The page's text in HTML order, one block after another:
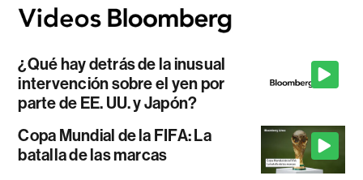
¿Qué hay detrás de la inusual
intervención sobre el yen por
parte de EE. UU. y Japón?
Copa Mundial de la FIFA: La
batalla de las marcas